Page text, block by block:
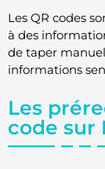
Les QR codes
à des
de taper
informations
Les
code sur